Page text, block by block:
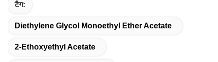
टैग:
Diethylene Glycol Monoethyl Ether Acetate
2-Ethoxyethyl Acetate